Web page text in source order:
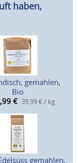
haben,
gemahlen,
Bio
€ 39,99 € / kg
gemahlen,